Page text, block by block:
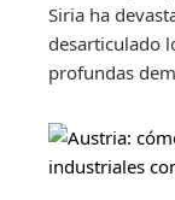
Siria ha
desarticulado
profundas